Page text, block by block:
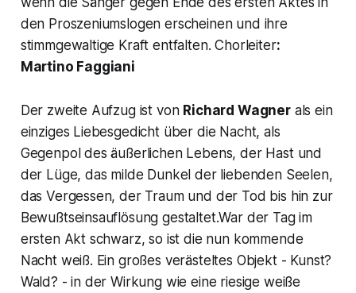
den Proszeniumslogen erscheinen und ihre
stimmgewaltige Kraft entfalten. Chorleiter:
Martino Faggiani
Der zweite Aufzug ist von Richard Wagnerals ein
einziges Liebesgedicht über die Nacht, als
Gegenpol des äußerlichen Lebens, der Hast und
der Lüge, das milde Dunkel der liebenden Seelen,
das Vergessen, der Traum und der Tod bis hin zur
Bewußtseinsauflösung gestaltet.War der Tag im
ersten Akt schwarz, so ist die nun kommende
Nacht weiß. Ein großes verästeltes Objekt - Kunst?
Wald? - in der Wirkung wie eine riesige weiße